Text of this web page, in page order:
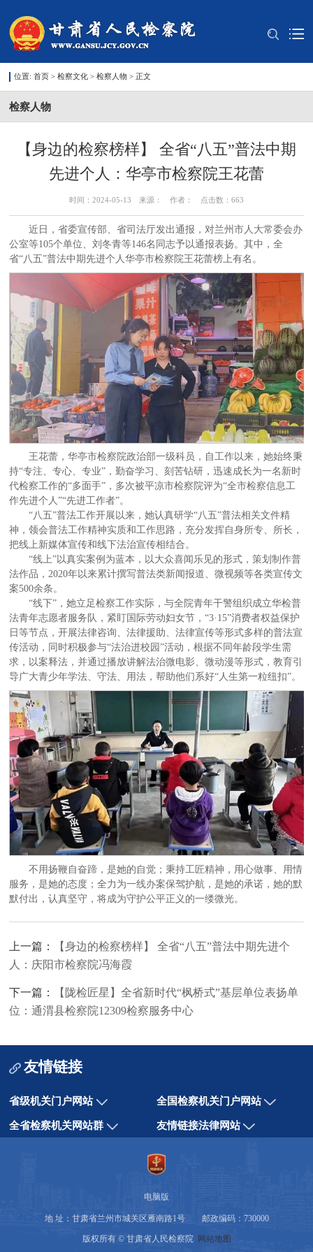
位置: 首页> 检察文化> 检察人物> 正文
检察人物
【身边的检察榜样】 全省“八五”普法中期
先进个人：华亭市检察院王花蕾
时间：2024-05-13 来源： 作者： 点击数： 663
近日，省委宣传部、省司法厅发出通报，对兰州市人大常委会办
公室等105个单位、刘冬青等146名同志予以通报表扬。其中，全
省“八五”普法中期先进个人华亭市检察院王花蕾榜上有名。
王花蕾，华亭市检察院政治部一级科员，自工作以来，她始终秉
持“专注、专心、专业”，勤奋学习、刻苦钻研，迅速成长为一名新时
代检察工作的“多面手”，多次被平凉市检察院评为“全市检察信息工
作先进个人”“先进工作者”。
“八五”普法工作开展以来，她认真研学“八五”普法相关文件精
神，领会普法工作精神实质和工作思路，充分发挥自身所专、所长，
把线上新媒体宣传和线下法治宣传相结合。
“线上”以真实案例为蓝本，以大众喜闻乐见的形式，策划制作普
法作品，2020年以来累计撰写普法类新闻报道、微视频等各类宣传文
案500余条。
“线下”，她立足检察工作实际，与全院青年干警组织成立华检普
法青年志愿者服务队，紧盯国际劳动妇女节，“3·15”消费者权益保护
日等节点，开展法律咨询、法律援助、法律宣传等形式多样的普法宣
传活动，同时积极参与“法治进校园”活动，根据不同年龄段学生需
求，以案释法，并通过播放讲解法治微电影、微动漫等形式，教育引
导广大青少年学法、守法、用法，帮助他们系好“人生第一粒纽扣”。
不用扬鞭自奋蹄，是她的自觉；秉持工匠精神，用心做事、用情
服务，是她的态度；全力为一线办案保驾护航，是她的承诺，她的默
默付出，认真坚守，将成为守护公平正义的一缕微光。
上一篇：
【身边的检察榜样】 全省“八五”普法中期先进个
人：庆阳市检察院冯海霞
下一篇：
【陇检匠星】全省新时代“枫桥式”基层单位表扬单
位：通渭县检察院12309检察服务中心
友情链接
省级机关门户网站 全国检察机关门户网站
全省检察机关网站群 友情链接法律网站
电脑版
地 址：甘肃省兰州市城关区雁南路1号 邮政编码：730000
版权所有 © 甘肃省人民检察院 网站地图